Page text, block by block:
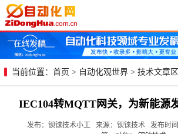
当前位置： 首页 > 自动化观世界 > 技术文章区
IEC104转MQTT网关，为新能源
发布：钡铼技术小工 来源：钡铼技术 发布时间